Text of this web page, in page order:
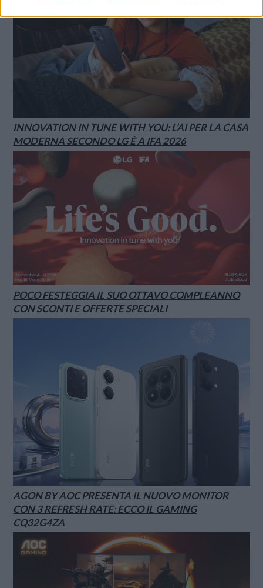
INNOVATION IN TUNE WITH YOU: L’AI PER LA CASA
MODERNA SECONDO LG È A IFA 2026
POCO FESTEGGIA IL SUO OTTAVO COMPLEANNO
CON SCONTI E OFFERTE SPECIALI
AGON BY AOC PRESENTA IL NUOVO MONITOR
CON 3 REFRESH RATE: ECCO IL GAMING
CQ32G4ZA